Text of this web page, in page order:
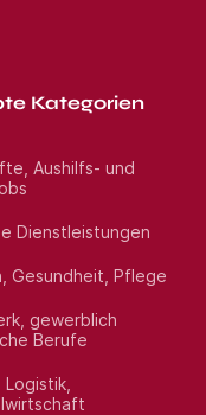
Kategorien
Aushilfs- und
Dienstleistungen
Gesundheit, Pflege
gewerblich
Berufe
Logistik,